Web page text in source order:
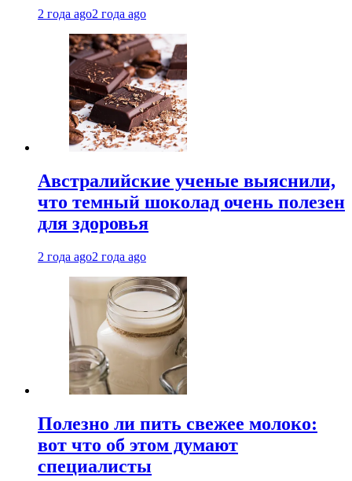
2 года ago2 года ago
Австралийские ученые выяснили,
что темный шоколад очень полезен
для здоровья
2 года ago2 года ago
Полезно ли пить свежее молоко:
вот что об этом думают
специалисты